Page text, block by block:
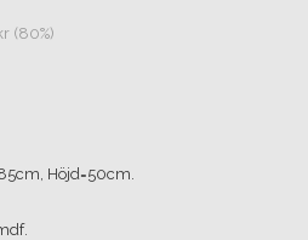
(80%)
Höjd=50cm.